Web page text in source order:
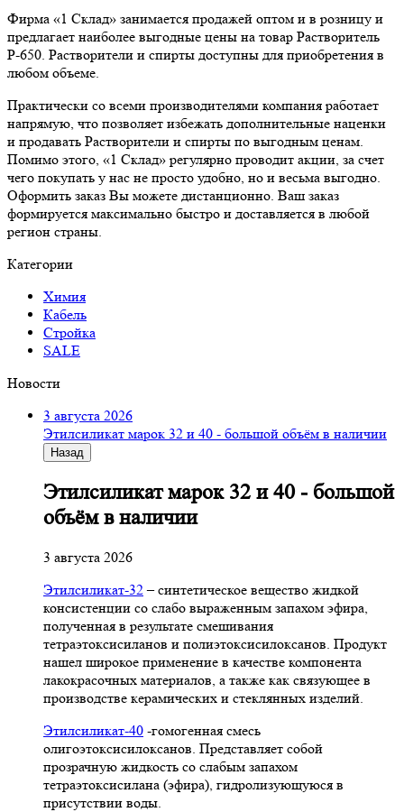
Фирма «1 Склад» занимается продажей оптом и в розницу и
предлагает наиболее выгодные цены на товар Растворитель
Р-650. Растворители и спирты доступны для приобретения в
любом объеме.
Практически со всеми производителями компания работает
напрямую, что позволяет избежать дополнительные наценки
и продавать Растворители и спирты по выгодным ценам.
Помимо этого, «1 Склад» регулярно проводит акции, за счет
чего покупать у нас не просто удобно, но и весьма выгодно.
Оформить заказ Вы можете дистанционно. Ваш заказ
формируется максимально быстро и доставляется в любой
регион страны.
Категории
Химия
Кабель
Стройка
SALE
Новости
3 августа 2026
Этилсиликат марок 32 и 40 - большой объём в наличии
Назад
Этилсиликат марок 32 и 40 - большой
объём в наличии
3 августа 2026
Этилсиликат-32– синтетическое вещество жидкой
консистенции со слабо выраженным запахом эфира,
полученная в результате смешивания
тетpаэтоксисиланов и полиэтоксисилоксанов. Продукт
нашел широкое применение в качестве компонента
лакокрасочных материалов, а также как связующее в
производстве керамических и стеклянных изделий.
Этилсиликат-40 -гомогенная смесь
олигоэтоксисилоксанов. Представляет собой
прозрачную жидкость со слабым запахом
тетраэтоксисилана (эфира), гидролизующуюся в
присутствии воды.